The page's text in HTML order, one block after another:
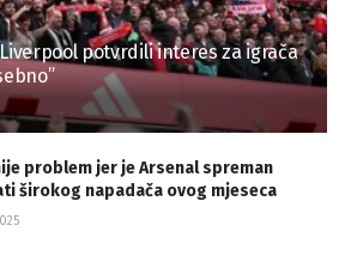
potvrdili interes za igrača
problem jer je Arsenal spreman
širokog napadača ovog mjeseca